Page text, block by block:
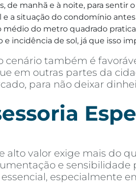
de manhã e à noite, para sentir
a situação do condomínio
do metro quadrado
e incidência de sol, já que isso
também é
em outras partes da
para não deixar
alto valor exige mais do
e sensibilidade
especialmente